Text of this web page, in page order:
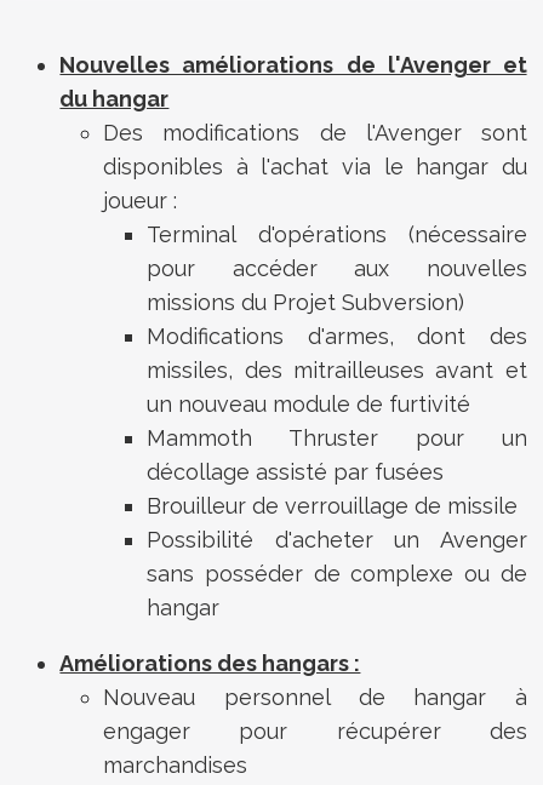
Nouvelles améliorations de l'Avenger et
du hangar
Des modifications de l'Avenger sont
disponibles à l'achat via le hangar du
joueur :
Terminal d'opérations (nécessaire
pour accéder aux nouvelles
missions du Projet Subversion)
Modifications d'armes, dont des
missiles, des mitrailleuses avant et
un nouveau module de furtivité
Mammoth Thruster pour un
décollage assisté par fusées
Brouilleur de verrouillage de missile
Possibilité d'acheter un Avenger
sans posséder de complexe ou de
hangar
Améliorations des hangars :
Nouveau personnel de hangar à
engager pour récupérer des
marchandises